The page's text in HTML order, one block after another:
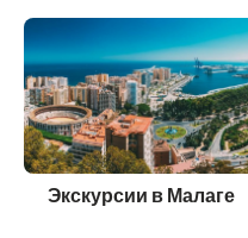
Экскурсии в Малаге